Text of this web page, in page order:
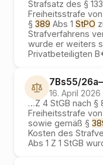
Strafsatz des §
Freiheitsstrafe
§ 389 Abs 1 StPO
Strafverfahrens
wurde er weiters
Privatbeteiligten
7Bs55/26a
16. April 2026
…Z 4 StGB nach §
Freiheitsstrafe
sowie gemäß §
Kosten des
Abs 1 Z 1 StGB